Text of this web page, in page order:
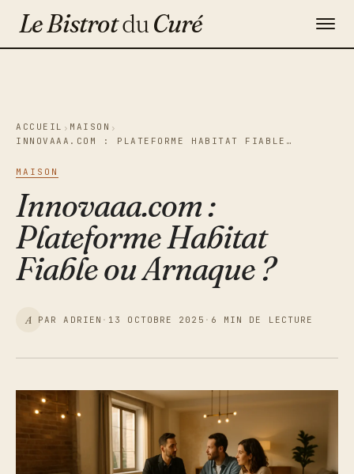
Le BistrotduCuré
Maison & Décoration
Contact
Newsletter
ACCUEIL › MAISON ›
INNOVAAA.COM : PLATEFORME HABITAT FIABLE…
MAISON
Innovaaa.com :
Plateforme Habitat
Fiable ou Arnaque ?
A PAR ADRIEN · 13 OCTOBRE 2025 · 6 MIN DE LECTURE